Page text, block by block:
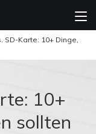
SD-Karte: 10+ Dinge,
10+
sollten